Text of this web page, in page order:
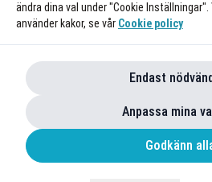
ändra dina val under "Cookie
använder kakor, se vår Cookie policy
Endast
Anpassa mina
Godkänn